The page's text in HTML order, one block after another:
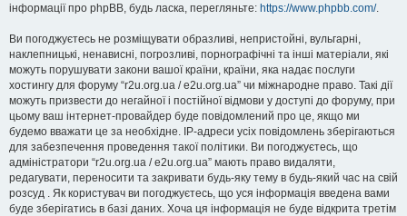
інформації про phpBB, будь ласка, перегляньте: https://www.phpbb.com/.
Ви погоджуєтесь не розміщувати образливі, непристойні, вульгарні,
наклепницькі, ненависні, погрозливі, порнографічні та інші матеріали, які
можуть порушувати закони вашої країни, країни, яка надає послуги
хостингу для форуму “r2u.org.ua / e2u.org.ua” чи міжнародне право. Такі дії
можуть призвести до негайної і постійної відмови у доступі до форуму, при
цьому ваш інтернет-провайдер буде повідомлений про це, якщо ми
будемо вважати це за необхідне. IP-адреси усіх повідомлень зберігаються
для забезпечення проведення такої політики. Ви погоджуєтесь, що
адміністратори “r2u.org.ua / e2u.org.ua” мають право видаляти,
редагувати, переносити та закривати будь-яку тему в будь-який час на свій
розсуд . Як користувач ви погоджуєтесь, що уся інформація введена вами
буде зберігатись в базі даних. Хоча ця інформація не буде відкрита третім